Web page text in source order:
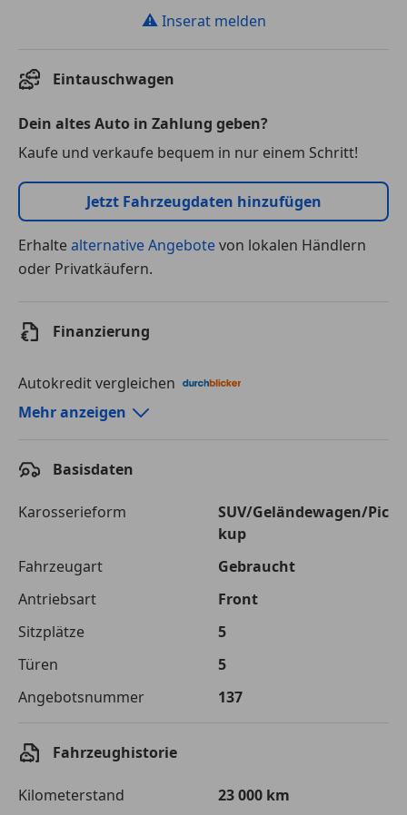
⚠ Inserat melden
Eintauschwagen
Dein altes Auto in Zahlung geben?
Kaufe und verkaufe bequem in nur einem Schritt!
Jetzt Fahrzeugdaten hinzufügen
Erhaltealternative Angebotevon lokalen Händlern
oder Privatkäufern.
Finanzierung
Autokredit vergleichen
Autokredit-Rechner von durchblicker.at
120 Monate
Kreditbetrag
€ 14 500,-
Gesamtbetrag
Einberechnete Gebühren
€ 0,-
Effektivzinsatz
Sollzinssatz
Monatliche Rate € 170,23
Mehr anzeigen
Basisdaten
Karosserieform
SUV/Geländewagen/Pic
kup
Fahrzeugart
Gebraucht
Antriebsart
Front
Sitzplätze
5
Türen
5
Angebotsnummer
137
Fahrzeughistorie
Kilometerstand
23 000 km